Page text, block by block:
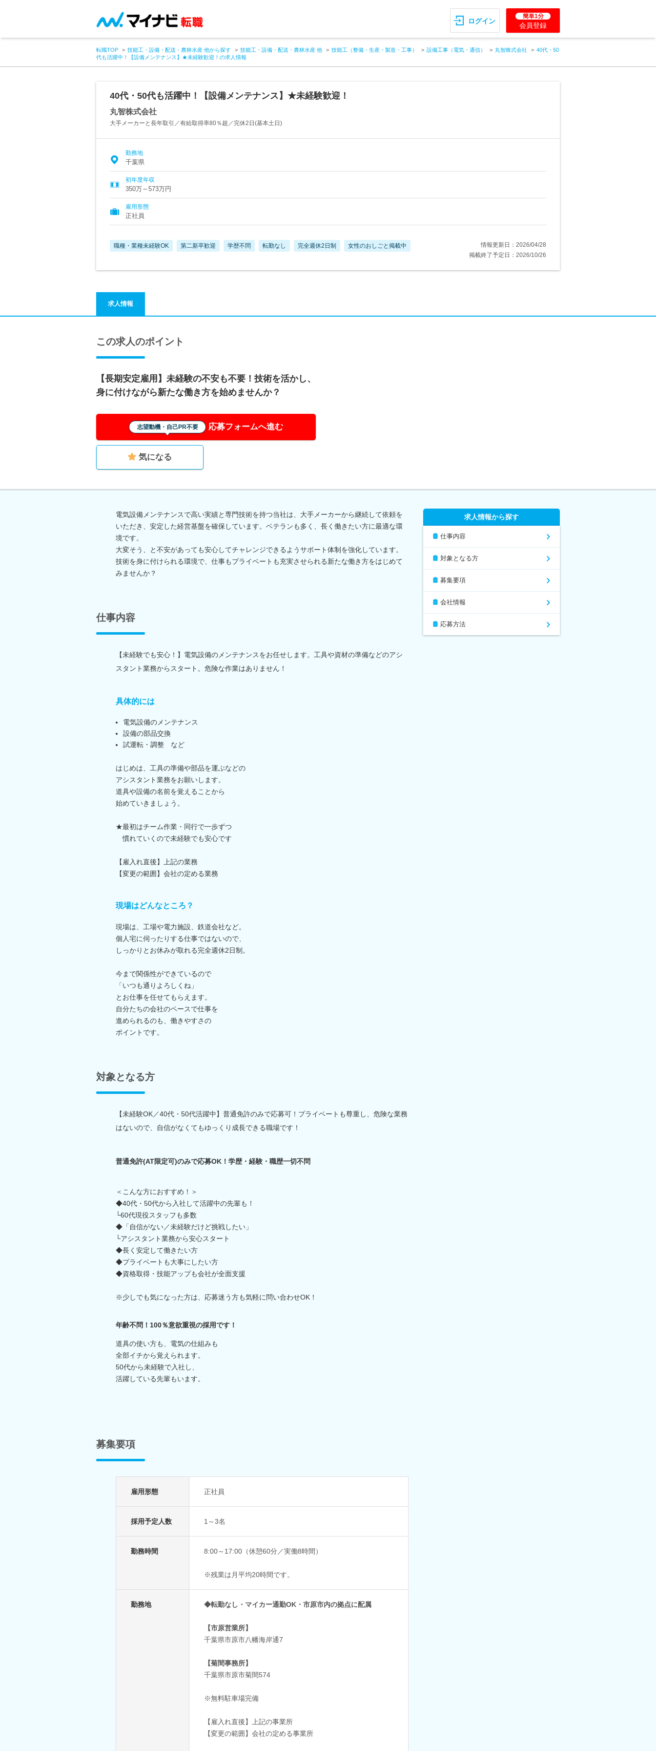
ログイン
簡単1分
会員登録
転職TOP 技能工・設備・配送・農林水産 他から探す 技能工・設備・配送・農林水産 他 技能工（整備・生産・製造・工事） 設備工事（電気・通信） 丸智株式会社
40代・50
代も活躍中！【設備メンテナンス】★未経験歓迎！の求人情報
40代・50代も活躍中！【設備メンテナンス】★未経験歓迎！
丸智株式会社
大手メーカーと長年取引／有給取得率80％超／完休2日(基本土日)
勤務地
千葉県
初年度年収
350万～573万円
雇用形態
正社員
職種・業種未経験OK 第二新卒歓迎 学歴不問 転勤なし 完全週休2日制 女性のおしごと掲載中
情報更新日：2026/04/28
掲載終了予定日：2026/10/26
求人情報
この求人のポイント
【長期安定雇用】未経験の不安も不要！技術を活かし、
身に付けながら新たな働き方を始めませんか？
志望動機・自己PR不要 応募フォームへ進む
気になる
電気設備メンテナンスで高い実績と専門技術を持つ当社は、大手メーカーから継続して依頼を
いただき、安定した経営基盤を確保しています。ベテランも多く、長く働きたい方に最適な環
境です。
大変そう、と不安があっても安心してチャレンジできるようサポート体制を強化しています。
技術を身に付けられる環境で、仕事もプライベートも充実させられる新たな働き方をはじめて
みませんか？
仕事内容
【未経験でも安心！】電気設備のメンテナンスをお任せします。工具や資材の準備などのアシ
スタント業務からスタート。危険な作業はありません！
具体的には
電気設備のメンテナンス
設備の部品交換
試運転・調整 など
はじめは、工具の準備や部品を運ぶなどの
アシスタント業務をお願いします。
道具や設備の名前を覚えることから
始めていきましょう。
★最初はチーム作業・同行で一歩ずつ
慣れていくので未経験でも安心です
【雇入れ直後】上記の業務
【変更の範囲】会社の定める業務
現場はどんなところ？
現場は、工場や電力施設、鉄道会社など。
個人宅に伺ったりする仕事ではないので、
しっかりとお休みが取れる完全週休2日制。
今まで関係性ができているので
「いつも通りよろしくね」
とお仕事を任せてもらえます。
自分たちの会社のペースで仕事を
進められるのも、働きやすさの
ポイントです。
対象となる方
【未経験OK／40代・50代活躍中】普通免許のみで応募可！プライベートも尊重し、危険な業務
はないので、自信がなくてもゆっくり成長できる職場です！
普通免許(AT限定可)のみで応募OK！学歴・経験・職歴一切不問
＜こんな方におすすめ！＞
◆40代・50代から入社して活躍中の先輩も！
└60代現役スタッフも多数
◆「自信がない／未経験だけど挑戦したい」
└アシスタント業務から安心スタート
◆長く安定して働きたい方
◆プライベートも大事にしたい方
◆資格取得・技能アップも会社が全面支援
※少しでも気になった方は、応募迷う方も気軽に問い合わせOK！
年齢不問！100％意欲重視の採用です！
道具の使い方も、電気の仕組みも
全部イチから覚えられます。
50代から未経験で入社し、
活躍している先輩もいます。
募集要項
雇用形態 正社員
採用予定人数 1～3名
勤務時間 8:00～17:00（休憩60分／実働8時間）
※残業は月平均20時間です。
勤務地 ◆転勤なし・マイカー通勤OK・市原市内の拠点に配属
【市原営業所】
千葉県市原市八幡海岸通7
【菊間事務所】
千葉県市原市菊間574
※無料駐車場完備
【雇入れ直後】上記の事業所
【変更の範囲】会社の定める事業所
求人情報から探す
仕事内容
対象となる方
募集要項
会社情報
応募方法